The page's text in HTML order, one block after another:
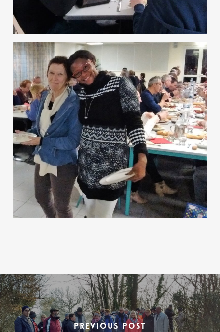
Previous Post